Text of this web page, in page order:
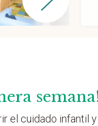
semana!
el cuidado infantil